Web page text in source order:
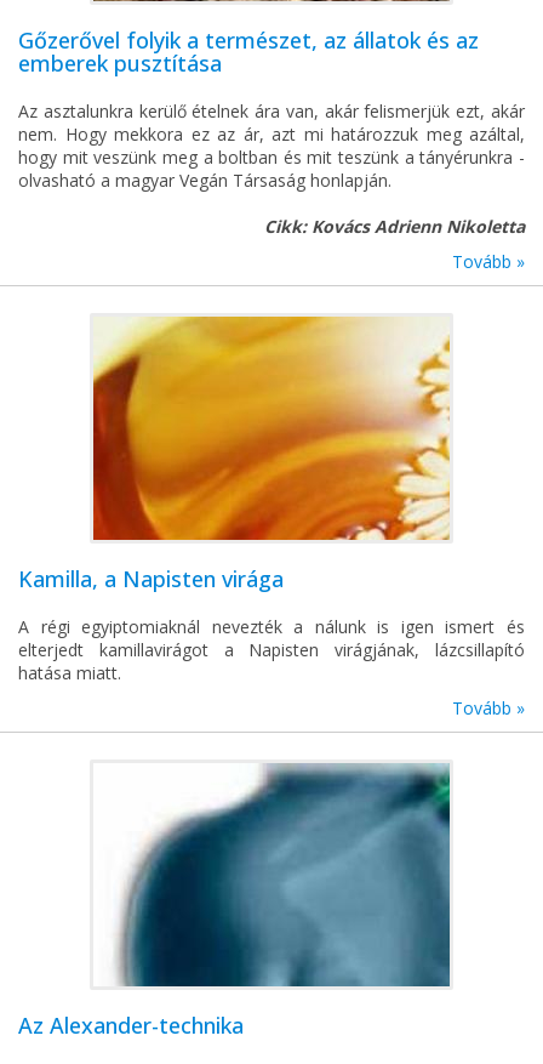
Gőzerővel folyik a természet, az állatok és az
emberek pusztítása
Az asztalunkra kerülő ételnek ára van, akár felismerjük ezt, akár
nem. Hogy mekkora ez az ár, azt mi határozzuk meg azáltal,
hogy mit veszünk meg a boltban és mit teszünk a tányérunkra -
olvasható a magyar Vegán Társaság honlapján.
Cikk: Kovács Adrienn Nikoletta
Tovább »
Kamilla, a Napisten virága
A régi egyiptomiaknál nevezték a nálunk is igen ismert és
elterjedt kamillavirágot a Napisten virágjának, lázcsillapító
hatása miatt.
Tovább »
Az Alexander-technika